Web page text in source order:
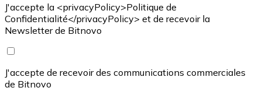
J'accepte la <privacyPolicy>Politique de
Confidentialité</privacyPolicy> et de recevoir la
Newsletter de Bitnovo
J'accepte de recevoir des communications commerciales
de Bitnovo